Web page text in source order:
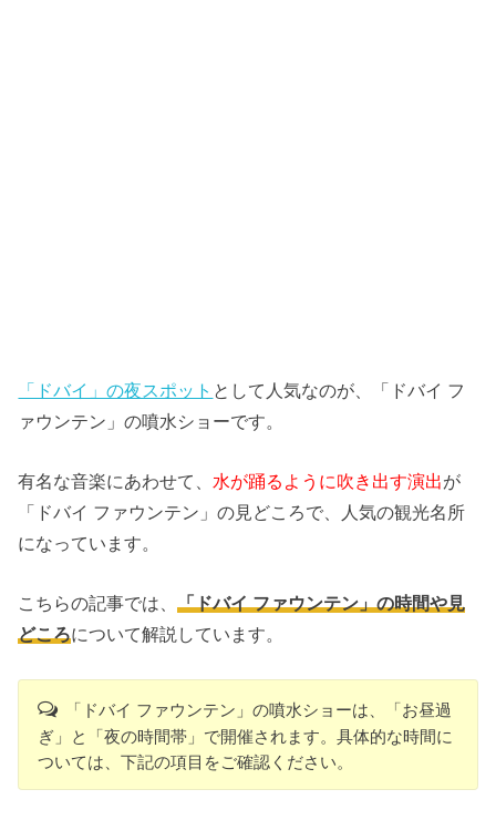
「ドバイ」の夜スポット として人気なのが、「ドバイ フ
ァウンテン」の噴水ショーです。
有名な音楽にあわせて、 水が踊るように吹き出す演出が
「ドバイ ファウンテン」の見どころで、人気の観光名所
になっています。
こちらの記事では、「ドバイ ファウンテン」の時間や見
どころについて解説しています。
「ドバイ ファウンテン」の噴水ショーは、「お昼過
ぎ」と「夜の時間帯」で開催されます。具体的な時間に
ついては、下記の項目をご確認ください。